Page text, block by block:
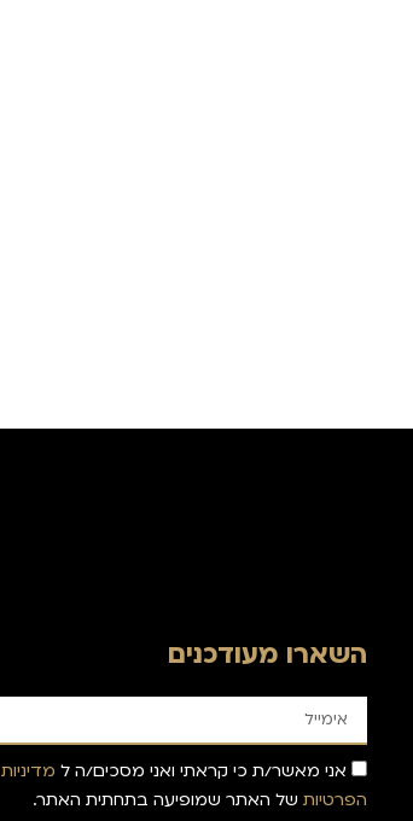
השארו מעודכנים
אני מאשר/ת כי קראתי ואני מסכים/ה ל מדיניות
הפרטיותשל האתר שמופיעה בתחתית האתר.